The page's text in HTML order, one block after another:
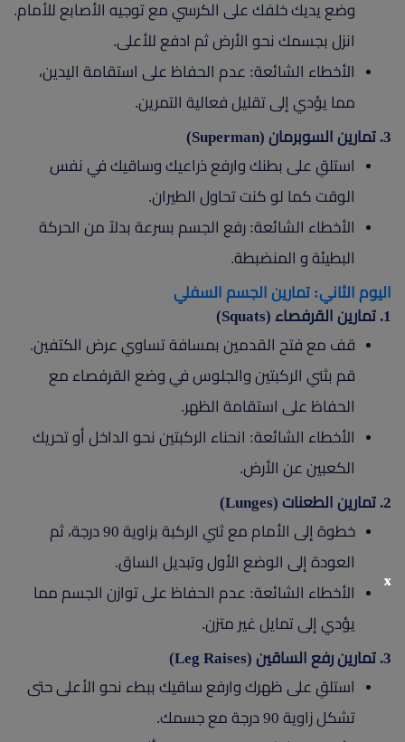
وضع يديك خلفك على الكرسي مع توجيه الأصابع للأمام.
انزل بجسمك نحو الأرض ثم ادفع للأعلى.
الأخطاء الشائعة: عدم الحفاظ على استقامة اليدين،
مما يؤدي إلى تقليل فعالية التمرين.
3. تمارين السوبرمان (Superman)
استلقِ على بطنك وارفع ذراعيك وساقيك في نفس
الوقت كما لو كنت تحاول الطيران.
الأخطاء الشائعة: رفع الجسم بسرعة بدلاً من الحركة
البطيئة و المنضبطة.
اليوم الثاني: تمارين الجسم السفلي
1. تمارين القرفصاء (Squats)
قف مع فتح القدمين بمسافة تساوي عرض الكتفين.
قم بثني الركبتين والجلوس في وضع القرفصاء مع
الحفاظ على استقامة الظهر.
الأخطاء الشائعة: انحناء الركبتين نحو الداخل أو تحريك
الكعبين عن الأرض.
2. تمارين الطعنات (Lunges)
خطوة إلى الأمام مع ثني الركبة بزاوية 90 درجة، ثم
العودة إلى الوضع الأول وتبديل الساق.
الأخطاء الشائعة: عدم الحفاظ على توازن الجسم مما
يؤدي إلى تمايل غير متزن.
3. تمارين رفع الساقين (Leg Raises)
استلقِ على ظهرك وارفع ساقيك ببطء نحو الأعلى حتى
تشكل زاوية 90 درجة مع جسمك.
x